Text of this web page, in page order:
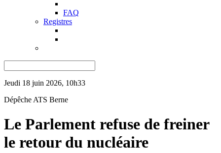
FAQ
Registres
Jeudi 18 juin 2026, 10h33
Dépêche ATS Berne
Le Parlement refuse de freiner
le retour du nucléaire